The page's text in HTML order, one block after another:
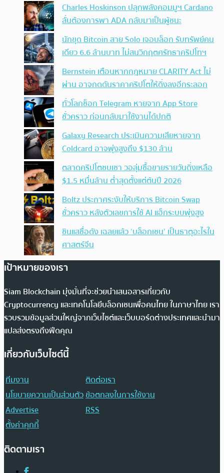
Charles Hoskinson ปลุกพลังคอมมูฯ Cardano
ลั่นต้องการพา ADA กลับมาเป็นผู้ชนะ
นักขุด Bitcoin สาย Solo เจอบล็อก รับทรัพย์คน
เดียว 6.6 ล้านบาท ไม่สนวิกฤตศรัทธาคริปโทฯ
Bernstein เตือนหากกฎหมาย CLARITY Act ไม่
ผ่าน อาจกดดันราคาคริปโตให้ดิ่งลงอีกระลอก
ทั่วโลกช็อก Telegram หายจาก App Store
ชั่วคราว ก่อนกลับมาใช้งานได้ปกติ
Galaxy Research ประเมินความเสียหายจาก
Coldcard อาจพุ่งสูงถึง $130 ล้าน
ตลาดคริปโตซบเซา วอลุ่มซื้อขายรายวันดิ่งเหลือ
$1.5 หมื่นล้าน ต่ำสุดตั้งแต่ต้นปี 2026
Boltz ประกาศระงับให้บริการ Bitcoin Swap
ชั่วคราว หลังตัวเลขการใช้ AI แฮ็กระบบพุ่งสูง
ซินแสชื่อดัง เฉลยแล้ว ‘บล็อกเชน’ เป็นธาตุอะไรใน
ศาสตร์จีน
เป้าหมายของเรา
Siam Blockchain มุ่งมั่นที่จะช่วยนำเสนอสารเกี่ยวกับ
Cryptocurrency และเทคโนโลยีบล็อกเชนเพื่อคนไทย ในภาษาไทย เรา
รวบรวมข้อมูลส่วนใหญ่จากเว็บไซต์และเว็บบอร์ดต่างประเทศและนำมา
แปลส่งตรงถึงฟีดคุณ
เกี่ยวกับเว็บไซต์นี้
ทีมงาน
ติดต่อเรา
นโยบายความเป็นส่วนตัวข้อตกลงในการใช้งาน
Advertise
RSS
ตั้งค่าคุกกี้
ติดตามเรา